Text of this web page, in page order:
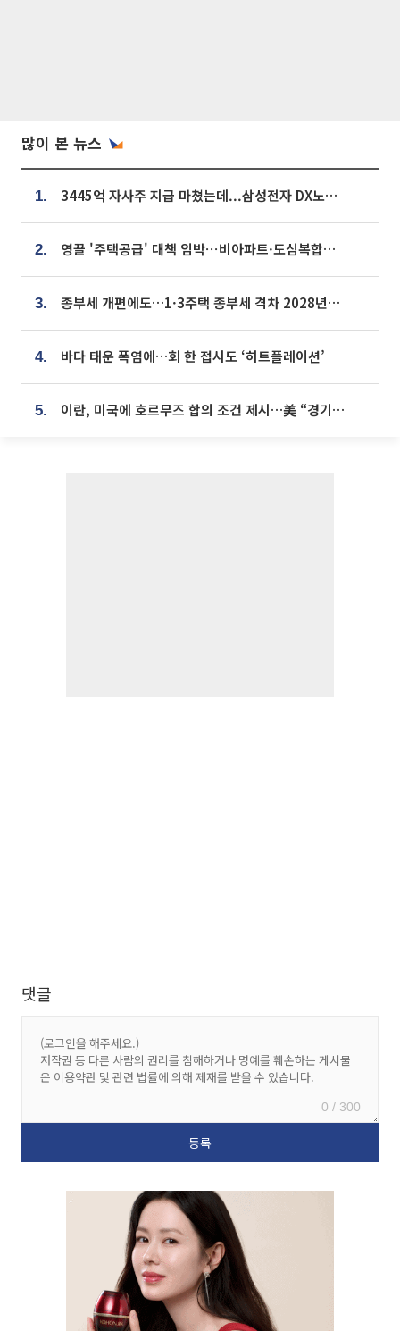
많이 본 뉴스
1. 3445억 자사주 지급 마쳤는데...삼성전자 DX노조, 뒤늦은 '떼쓰기 집회'
2. 영끌 '주택공급' 대책 임박⋯비아파트·도심복합까지 총동원
3. 종부세 개편에도…1·3주택 종부세 격차 2028년부터 확대
4. 바다 태운 폭염에…회 한 접시도 ‘히트플레이션’
5. 이란, 미국에 호르무즈 합의 조건 제시…美 “경기 아직 안 끝나” [종합]
댓글
0 / 300